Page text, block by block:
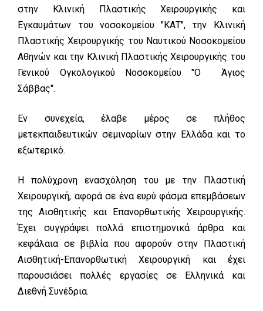
στην Κλινική Πλαστικής Χειρουργικής και
Εγκαυμάτων του νοσοκομείου "ΚΑΤ", την Κλινική
Πλαστικής Χειρουργικής του Ναυτικού Νοσοκομείου
Αθηνών και την Κλινική Πλαστικής Χειρουργικής του
Γενικού Ογκολογικού Νοσοκομείου "Ο Άγιος
Σάββας".
Εν συνεχεία, έλαβε μέρος σε πλήθος
μετεκπαιδευτικών σεμιναρίων στην Ελλάδα και το
εξωτερικό.
Η πολύχρονη ενασχόληση του με την Πλαστική
Χειρουργική, αφορά σε ένα ευρύ φάσμα επεμβάσεων
της Αισθητικής και Επανορθωτικής Χειρουργικής.
Έχει συγγράψει πολλά επιστημονικά άρθρα και
κεφάλαια σε βιβλία που αφορούν στην Πλαστική
Αισθητική-Επανορθωτική Χειρουργική και έχει
παρουσιάσει πολλές εργασίες σε Ελληνικά και
Διεθνή Συνέδρια.